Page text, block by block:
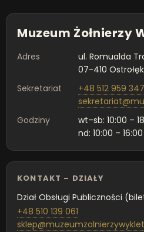
Muzeum Żołnierzy
Adres
ul. Romualda
07-410
Sekretariat
+48 512 959 347
Godziny
wt–sb: 10:00 –
nd: 10:00 – 16:00
KONTAKT – DZIAŁY
Dział Obsługi Publiczności
+48 510 139 061